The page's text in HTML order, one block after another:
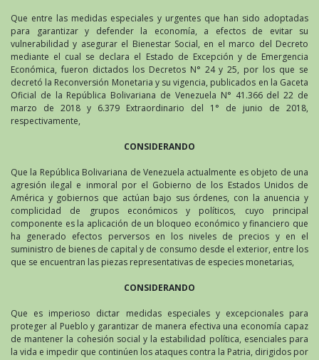
Que entre las medidas especiales y urgentes que han sido adoptadas
para garantizar y defender la economía, a efectos de evitar su
vulnerabilidad y asegurar el Bienestar Social, en el marco del Decreto
mediante el cual se declara el Estado de Excepción y de Emergencia
Económica, fueron dictados los Decretos N° 24 y 25, por los que se
decretó la Reconversión Monetaria y su vigencia, publicados en la Gaceta
Oficial de la República Bolivariana de Venezuela N° 41.366 del 22 de
marzo de 2018 y 6.379 Extraordinario del 1° de junio de 2018,
respectivamente,
CONSIDERANDO
Que la República Bolivariana de Venezuela actualmente es objeto de una
agresión ilegal e inmoral por el Gobierno de los Estados Unidos de
América y gobiernos que actúan bajo sus órdenes, con la anuencia y
complicidad de grupos económicos y políticos, cuyo principal
componente es la aplicación de un bloqueo económico y financiero que
ha generado efectos perversos en los niveles de precios y en el
suministro de bienes de capital y de consumo desde el exterior, entre los
que se encuentran las piezas representativas de especies monetarias,
CONSIDERANDO
Que es imperioso dictar medidas especiales y excepcionales para
proteger al Pueblo y garantizar de manera efectiva una economía capaz
de mantener la cohesión social y la estabilidad política, esenciales para
la vida e impedir que continúen los ataques contra la Patria, dirigidos por